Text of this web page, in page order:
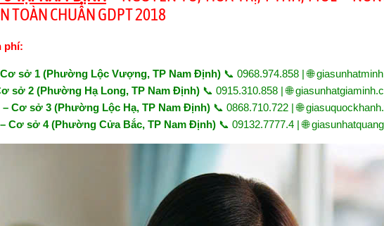
TOÀN CHUẨN GDPT 2018
phí:
sở 1 (Phường Lộc Vượng, TP Nam Định) 📞 0968.974.858 | 🌐
sở 2 (Phường Hạ Long, TP Nam Định) 📞 0915.310.858 | 🌐
Cơ sở 3 (Phường Lộc Hạ, TP Nam Định) 📞 0868.710.722 | 🌐
Cơ sở 4 (Phường Cửa Bắc, TP Nam Định) 📞 09132.7777.4 | 🌐